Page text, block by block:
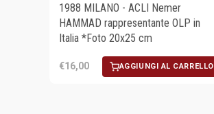
1988 MILANO - ACLI Nemer
HAMMAD rappresentante OLP in
Italia *Foto 20x25 cm
€16,00 AGGIUNGI AL CARRELLO